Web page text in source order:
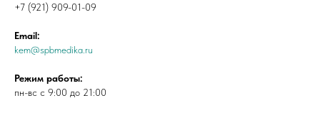
+7 (921) 909-01-09
Email:
kem@spbmedika.ru
Режим работы:
пн-вс с 9:00 до 21:00